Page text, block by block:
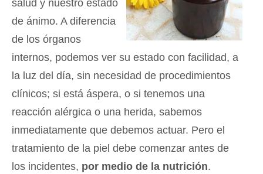
salud y nuestro estado
de ánimo. A diferencia
de los órganos
internos, podemos ver su estado con facilidad, a
la luz del día, sin necesidad de procedimientos
clínicos; si está áspera, o si tenemos una
reacción alérgica o una herida, sabemos
inmediatamente que debemos actuar. Pero el
tratamiento de la piel debe comenzar antes de
los incidentes, por medio de la nutrición.